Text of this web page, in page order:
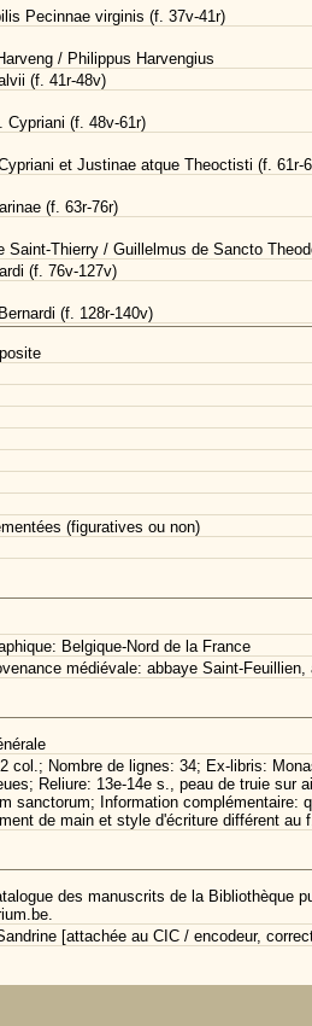
Pecinnae virginis (f. 37v-41r)
/ Philippus Harvengius
(f. 41r-48v)
Cypriani (f. 48v-61r)
et Justinae atque Theoctisti (f. 61r-
(f. 63r-76r)
Saint-Thierry / Guillelmus de Sancto
(f. 76v-127v)
(f. 128r-140v)
(figuratives ou non)
Belgique-Nord de la France
médiévale: abbaye Saint-Feuillien,
col.; Nombre de lignes: 34; Ex-libris:
Reliure: 13e-14e s., peau de truie sur
sanctorum; Information complémentaire:
de main et style d'écriture différent
des manuscrits de la Bibliothèque
[attachée au CIC / encodeur,